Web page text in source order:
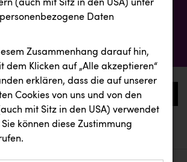
0
(auch mit Sitz in den USA) unter
Daten
Zusammenhang darauf hin,
dem Klicken auf „Alle akzeptieren“
erklären, dass die auf unserer
Cookies von uns und von den
mit Sitz in den USA) verwendet
können diese Zustimmung